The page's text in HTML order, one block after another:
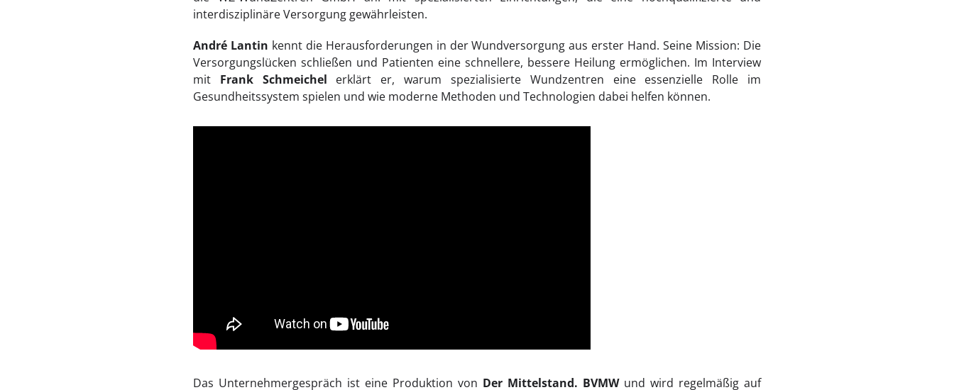
interdisziplinäre Versorgung gewährleisten.
André Lantin kennt die Herausforderungen in der Wundversorgung aus erster Hand. Seine Mission: Die
Versorgungslücken schließen und Patienten eine schnellere, bessere Heilung ermöglichen. Im Interview
mit Frank Schmeichel erklärt er, warum spezialisierte Wundzentren eine essenzielle Rolle im
Gesundheitssystem spielen und wie moderne Methoden und Technologien dabei helfen können.
Das Unternehmergespräch ist eine Produktion von Der Mittelstand. BVMWund wird regelmäßig auf